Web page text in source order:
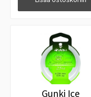
Gunki Ice